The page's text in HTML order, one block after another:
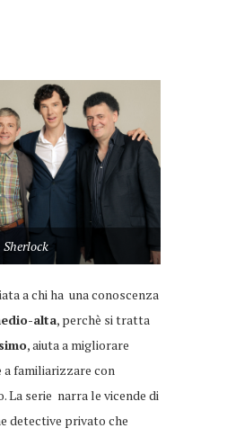
Sherlock
a chi ha una conoscenza
alta, perchè si tratta
, aiuta a migliorare
a familiarizzare con
La serie narra le vicende di
detective privato che